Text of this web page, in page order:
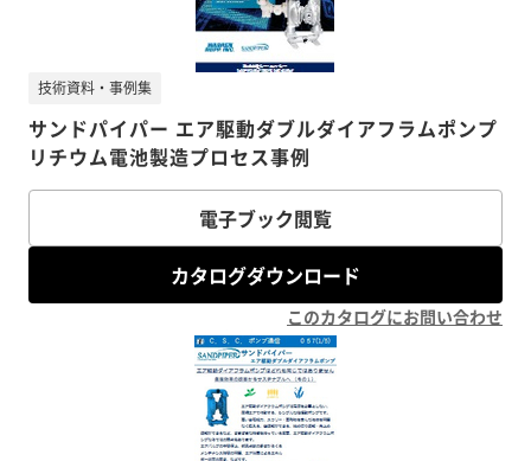
サンドパイパー エア駆動ダブルダイアフラムポンプ
リチウム電池製造プロセス事例
技術資料・事例集
電子ブック閲覧
カタログダウンロード
このカタログにお問い合わせ